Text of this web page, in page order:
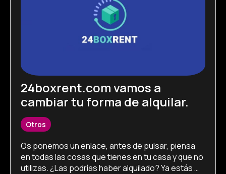
24boxrent.com vamos a
cambiar tu forma de alquilar.
Otros
Os ponemos un enlace, antes de pulsar, piensa
en todas las cosas que tienes en tu casa y que no
utilizas. ¿Las podrías haber alquilado? Ya estás